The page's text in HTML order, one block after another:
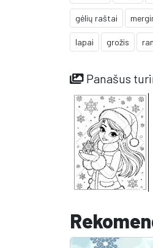
gėlių raštai
lapai grožis
Panašus